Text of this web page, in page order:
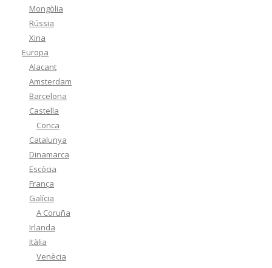
Mongòlia
Rússia
Xina
Europa
Alacant
Amsterdam
Barcelona
Castella
Conca
Catalunya
Dinamarca
Escòcia
França
Galícia
A Coruña
Irlanda
Itàlia
Venècia